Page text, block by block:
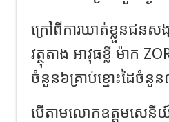
ក្រៅពីការឃាត់ខ្លួនជន
វត្ថុតាង អាវុធខ្លី ម៉ាក
ចំនួន៦គ្រាប់ខ្នោះដៃចំនួ
បើតាមលោកឧត្តមសេនីយ៍